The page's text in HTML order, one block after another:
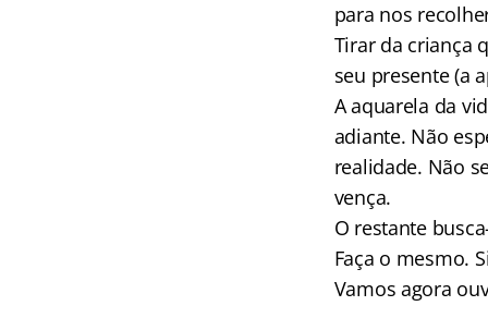
para nos
Tirar da criança
seu presente (a
A aquarela da
adiante. Não
realidade. Não
vença.
O restante
Faça o mesmo.
Vamos agora